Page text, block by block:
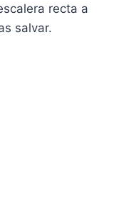
recta a
salvar.